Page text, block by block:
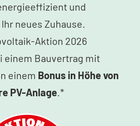
und
neues Zuhause.
Aktion 2026
einem Bauvertrag mit
einem Bonus in Höhe von
PV-Anlage.*